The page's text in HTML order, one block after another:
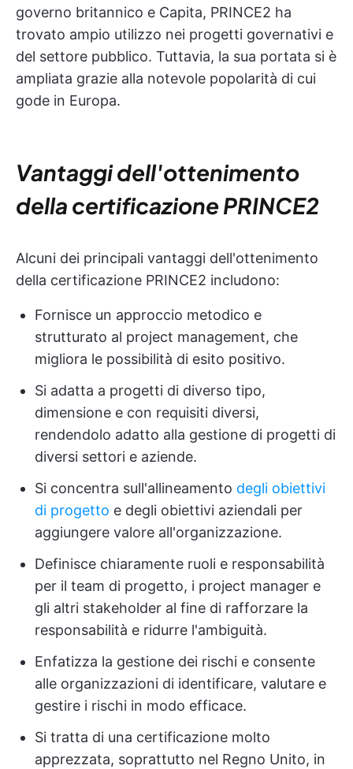
governo britannico e Capita, PRINCE2 ha
trovato ampio utilizzo nei progetti governativi e
del settore pubblico. Tuttavia, la sua portata si è
ampliata grazie alla notevole popolarità di cui
gode in Europa.
Vantaggi dell'ottenimento
della certificazione PRINCE2
Alcuni dei principali vantaggi dell'ottenimento
della certificazione PRINCE2 includono:
Fornisce un approccio metodico e
strutturato al project management, che
migliora le possibilità di esito positivo.
Si adatta a progetti di diverso tipo,
dimensione e con requisiti diversi,
rendendolo adatto alla gestione di progetti di
diversi settori e aziende.
Si concentra sull'allineamento degli obiettivi
di progetto e degli obiettivi aziendali per
aggiungere valore all'organizzazione.
Definisce chiaramente ruoli e responsabilità
per il team di progetto, i project manager e
gli altri stakeholder al fine di rafforzare la
responsabilità e ridurre l'ambiguità.
Enfatizza la gestione dei rischi e consente
alle organizzazioni di identificare, valutare e
gestire i rischi in modo efficace.
Si tratta di una certificazione molto
apprezzata, soprattutto nel Regno Unito, in